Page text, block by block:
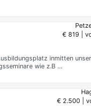
€ 819 |
inmitten
wie z.B …
€ 2.500 |